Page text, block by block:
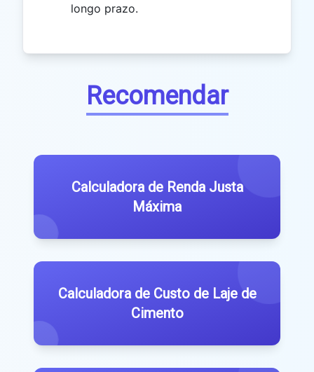
longo prazo.
Recomendar
Calculadora de Renda Justa
Máxima
Calculadora de Custo de Laje de
Cimento